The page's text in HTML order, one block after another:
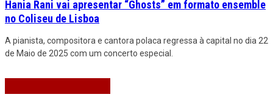
Hania Rani vai apresentar “Ghosts” em formato ensemble
no Coliseu de Lisboa
A pianista, compositora e cantora polaca regressa à capital no dia 22
de Maio de 2025 com um concerto especial.